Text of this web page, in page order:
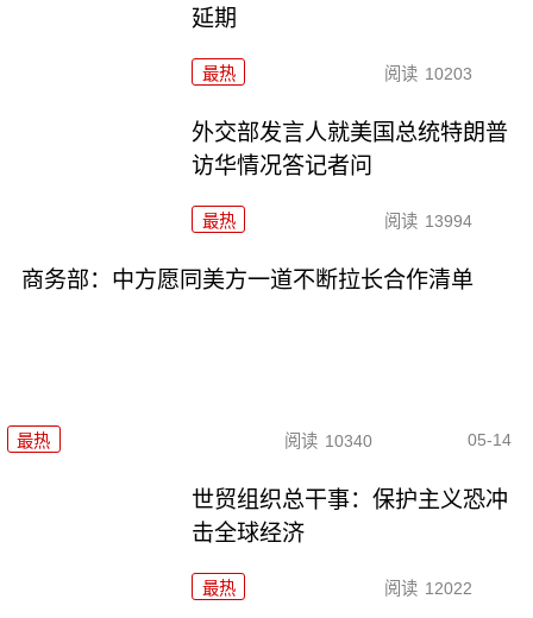
延期
最热 阅读 10203
外交部发言人就美国总统特朗普
访华情况答记者问
最热 阅读 13994
商务部：中方愿同美方一道不断拉长合作清单
最热 阅读 10340 05-14
世贸组织总干事：保护主义恐冲
击全球经济
最热 阅读 12022